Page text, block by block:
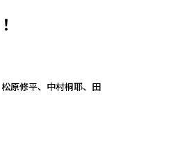
原修平、中村桐耶、田